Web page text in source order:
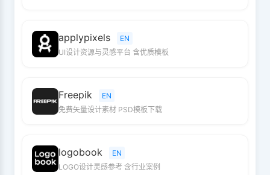
applypixels
EN
UI设计资源与灵感平台 含优质模板
Freepik
EN
免费矢量设计素材 PSD模板下载
logobook
EN
LOGO设计灵感参考 含行业案例